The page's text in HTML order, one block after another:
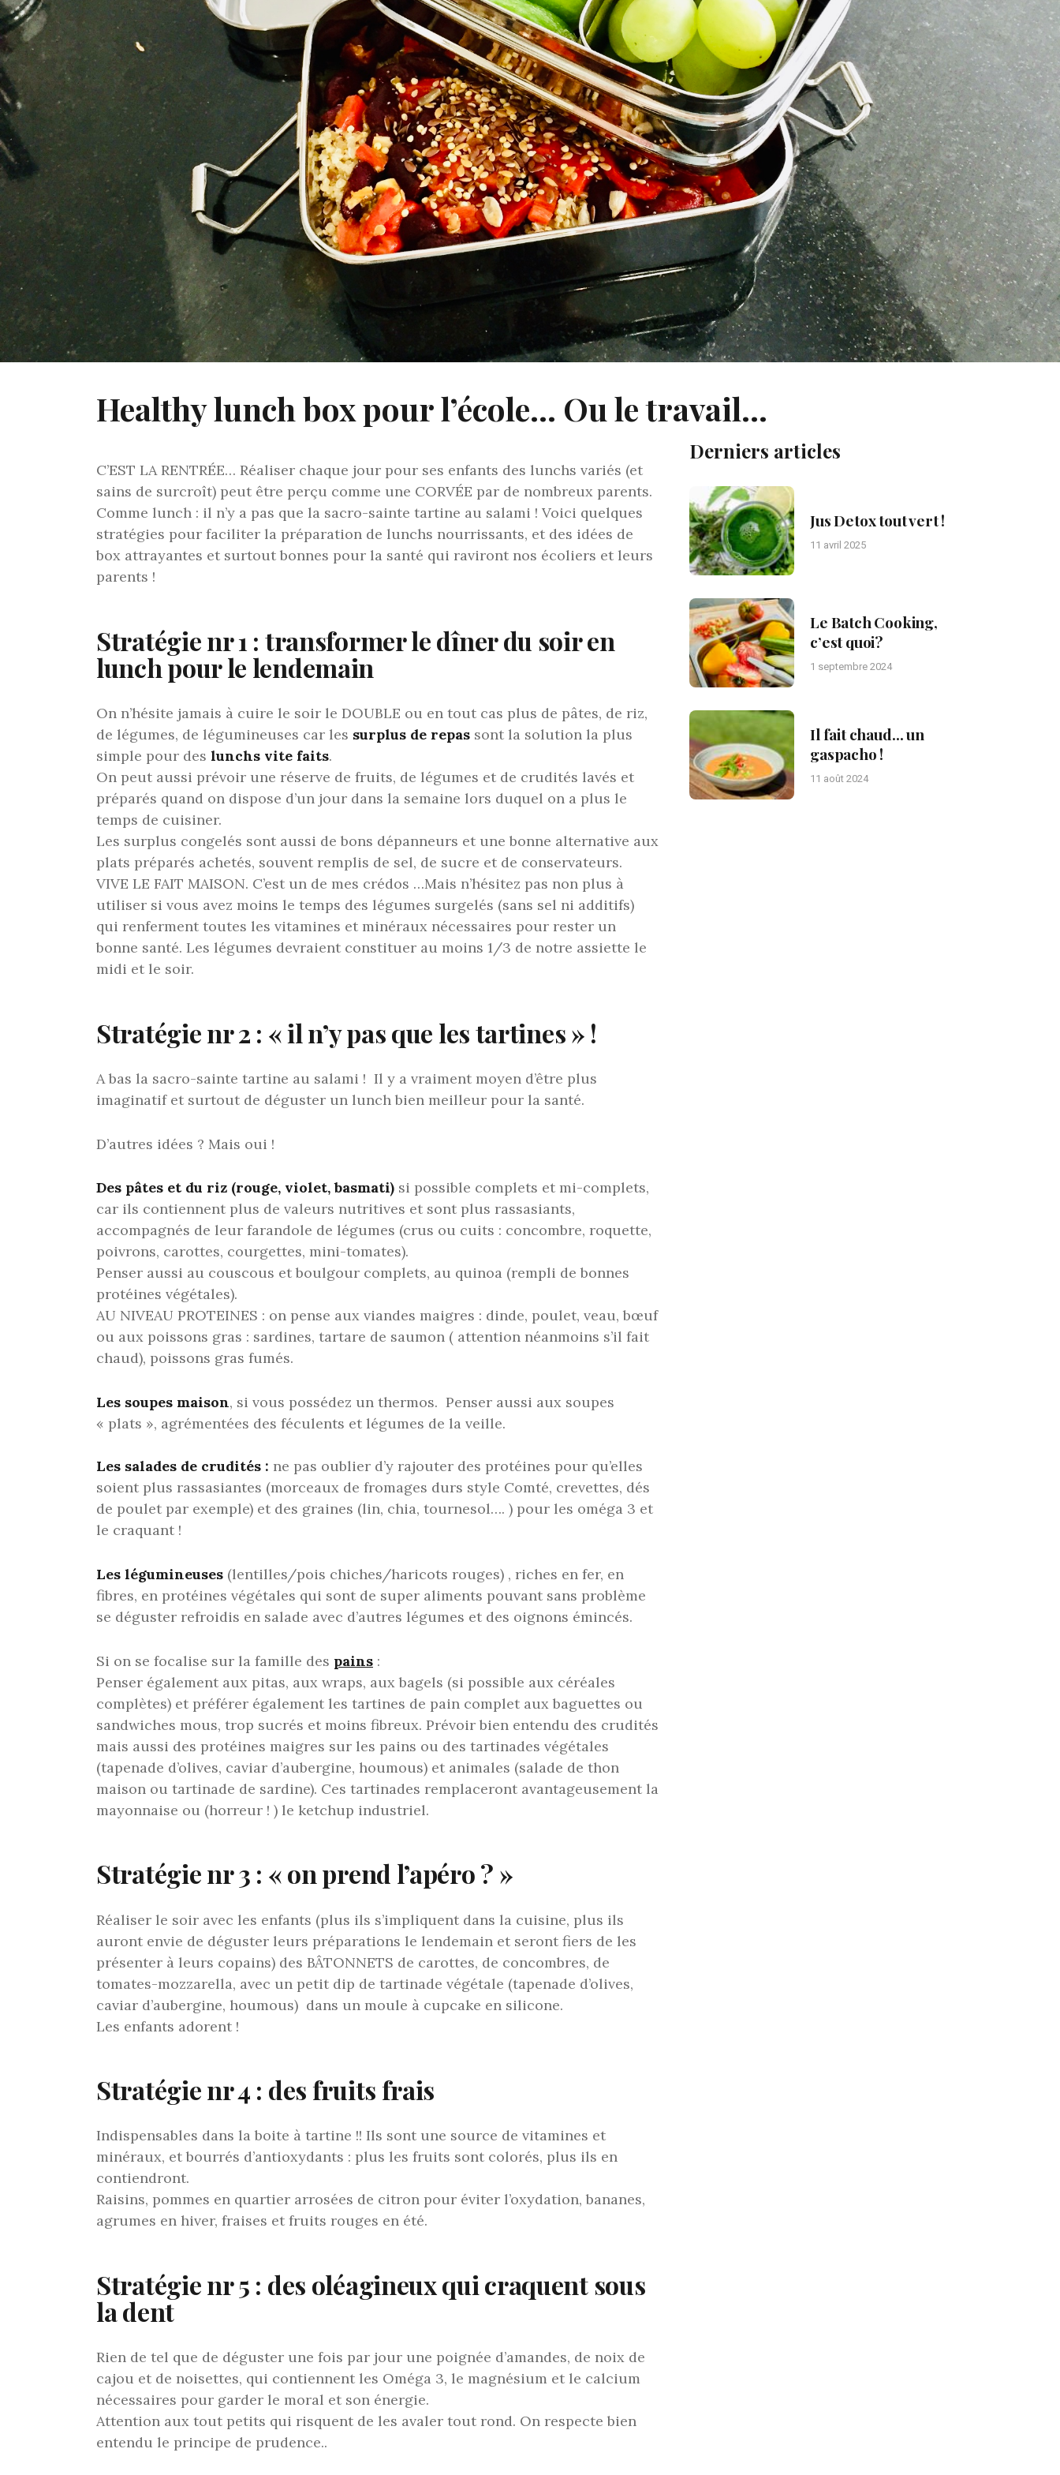
Healthy lunch box pour l’école… Ou le travail…
C’EST LA RENTRÉE… Réaliser chaque jour pour ses enfants des lunchs variés (et
sains de surcroît) peut être perçu comme une CORVÉE par de nombreux parents.
Comme lunch : il n’y a pas que la sacro-sainte tartine au salami ! Voici quelques
stratégies pour faciliter la préparation de lunchs nourrissants, et des idées de
box attrayantes et surtout bonnes pour la santé qui raviront nos écoliers et leurs
parents !
Stratégie nr 1 : transformer le dîner du soir en
lunch pour le lendemain
On n’hésite jamais à cuire le soir le DOUBLE ou en tout cas plus de pâtes, de riz,
de légumes, de légumineuses car les surplus de repas sont la solution la plus
simple pour des lunchs vite faits.
On peut aussi prévoir une réserve de fruits, de légumes et de crudités lavés et
préparés quand on dispose d’un jour dans la semaine lors duquel on a plus le
temps de cuisiner.
Les surplus congelés sont aussi de bons dépanneurs et une bonne alternative aux
plats préparés achetés, souvent remplis de sel, de sucre et de conservateurs.
VIVE LE FAIT MAISON. C’est un de mes crédos …Mais n’hésitez pas non plus à
utiliser si vous avez moins le temps des légumes surgelés (sans sel ni additifs)
qui renferment toutes les vitamines et minéraux nécessaires pour rester un
bonne santé. Les légumes devraient constituer au moins 1/3 de notre assiette le
midi et le soir.
Stratégie nr 2 : « il n’y pas que les tartines » !
A bas la sacro-sainte tartine au salami ! Il y a vraiment moyen d’être plus
imaginatif et surtout de déguster un lunch bien meilleur pour la santé.
D’autres idées ? Mais oui !
Des pâtes et du riz (rouge, violet, basmati) si possible complets et mi-complets,
car ils contiennent plus de valeurs nutritives et sont plus rassasiants,
accompagnés de leur farandole de légumes (crus ou cuits : concombre, roquette,
poivrons, carottes, courgettes, mini-tomates).
Penser aussi au couscous et boulgour complets, au quinoa (rempli de bonnes
protéines végétales).
AU NIVEAU PROTEINES : on pense aux viandes maigres : dinde, poulet, veau, bœuf
ou aux poissons gras : sardines, tartare de saumon ( attention néanmoins s’il fait
chaud), poissons gras fumés.
Les soupes maison, si vous possédez un thermos. Penser aussi aux soupes
« plats », agrémentées des féculents et légumes de la veille.
Les salades de crudités : ne pas oublier d’y rajouter des protéines pour qu’elles
soient plus rassasiantes (morceaux de fromages durs style Comté, crevettes, dés
de poulet par exemple) et des graines (lin, chia, tournesol…. ) pour les oméga 3 et
le craquant !
Les légumineuses (lentilles/pois chiches/haricots rouges) , riches en fer, en
fibres, en protéines végétales qui sont de super aliments pouvant sans problème
se déguster refroidis en salade avec d’autres légumes et des oignons émincés.
Si on se focalise sur la famille des pains :
Penser également aux pitas, aux wraps, aux bagels (si possible aux céréales
complètes) et préférer également les tartines de pain complet aux baguettes ou
sandwiches mous, trop sucrés et moins fibreux. Prévoir bien entendu des crudités
mais aussi des protéines maigres sur les pains ou des tartinades végétales
(tapenade d’olives, caviar d’aubergine, houmous) et animales (salade de thon
maison ou tartinade de sardine). Ces tartinades remplaceront avantageusement la
mayonnaise ou (horreur ! ) le ketchup industriel.
Stratégie nr 3 : « on prend l’apéro ? »
Réaliser le soir avec les enfants (plus ils s’impliquent dans la cuisine, plus ils
auront envie de déguster leurs préparations le lendemain et seront fiers de les
présenter à leurs copains) des BÂTONNETS de carottes, de concombres, de
tomates-mozzarella, avec un petit dip de tartinade végétale (tapenade d’olives,
caviar d’aubergine, houmous) dans un moule à cupcake en silicone.
Les enfants adorent !
Stratégie nr 4 : des fruits frais
Indispensables dans la boite à tartine !! Ils sont une source de vitamines et
minéraux, et bourrés d’antioxydants : plus les fruits sont colorés, plus ils en
contiendront.
Raisins, pommes en quartier arrosées de citron pour éviter l’oxydation, bananes,
agrumes en hiver, fraises et fruits rouges en été.
Stratégie nr 5 : des oléagineux qui craquent sous
la dent
Rien de tel que de déguster une fois par jour une poignée d’amandes, de noix de
cajou et de noisettes, qui contiennent les Oméga 3, le magnésium et le calcium
nécessaires pour garder le moral et son énergie.
Attention aux tout petits qui risquent de les avaler tout rond. On respecte bien
entendu le principe de prudence..
Derniers articles
Jus Detox tout vert !
11 avril 2025
Le Batch Cooking,
c’est quoi?
1 septembre 2024
Il fait chaud… un
gaspacho !
11 août 2024